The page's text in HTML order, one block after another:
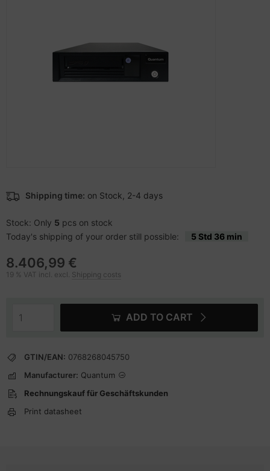
Shipping time: on Stock, 2-4 days
Stock: Only 5 pcs on stock
Today's shipping of your order still possible:
5 Std 36 min
8.406,99 €
19 % VAT incl. excl. Shipping costs
ADD TO CART
GTIN/EAN: 0768268045750
Manufacturer: Quantum
Rechnungskauf für Geschäftskunden
Print datasheet
Accessories
cards
CD/DVD/BluRay
Mainboards